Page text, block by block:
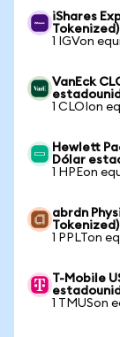
iShares
1 IGVon
VanEck
1 CLOIon
Hewlett
Dólar
1 HPEon
abrdn
1 PPLTon
T-Mobile
1 TMUSon